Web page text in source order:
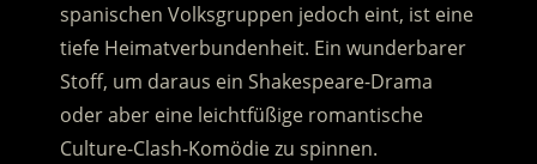
spanischen Volksgruppen jedoch eint, ist eine
tiefe Heimatverbundenheit. Ein wunderbarer
Stoff, um daraus ein Shakespeare-Drama
oder aber eine leichtfüßige romantische
Culture-Clash-Komödie zu spinnen.